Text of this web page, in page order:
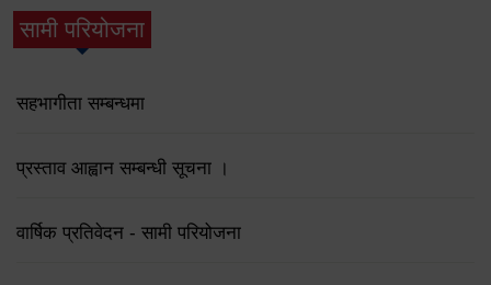
सामी परियोजना
(active tab)
सहभागीता सम्बन्धमा
प्रस्ताव आह्वान सम्बन्धी सूचना ।
वार्षिक प्रतिवेदन - सामी परियोजना